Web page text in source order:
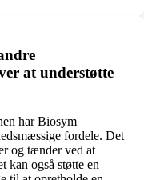
at understøtte
har Biosym
fordele. Det
og tænder ved at
kan også støtte en